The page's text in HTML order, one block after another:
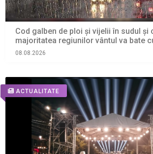
Cod galben de ploi și vijelii în sudul și
majoritatea regiunilor vântul va bate
08.08.2026
ACTUALITATE